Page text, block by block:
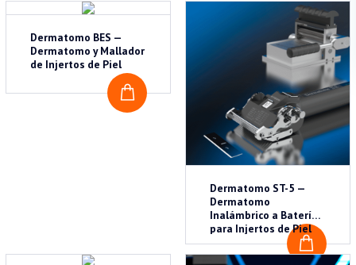
COTIZAR
Dermatomo BES —
Dermatomo y Mallador
de Injertos de Piel
Dermatomo ST-5 —
Dermatomo
Inalámbrico a Batería
para Injertos de Piel
Monitorización
Motores Quirúrgicos